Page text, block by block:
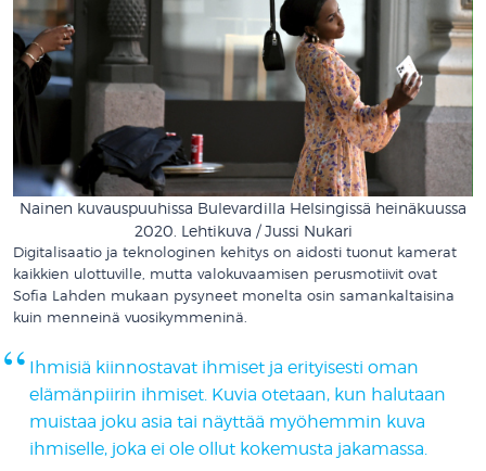
Nainen kuvauspuuhissa Bulevardilla Helsingissä heinäkuussa
2020. Lehtikuva / Jussi Nukari
Digitalisaatio ja teknologinen kehitys on aidosti tuonut kamerat
kaikkien ulottuville, mutta valokuvaamisen perusmotiivit ovat
Sofia Lahden mukaan pysyneet monelta osin samankaltaisina
kuin menneinä vuosikymmeninä.
Ihmisiä kiinnostavat ihmiset ja erityisesti oman
elämänpiirin ihmiset. Kuvia otetaan, kun halutaan
muistaa joku asia tai näyttää myöhemmin kuva
ihmiselle, joka ei ole ollut kokemusta jakamassa.